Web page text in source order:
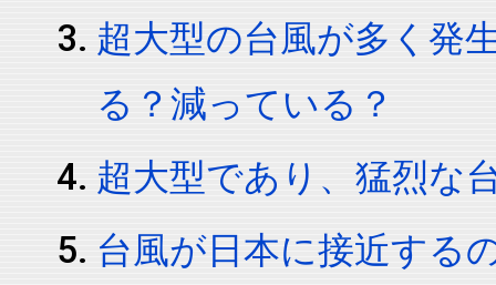
超大型の台風が多く発
る？減っている？
超大型であり、猛烈な
台風が日本に接近する